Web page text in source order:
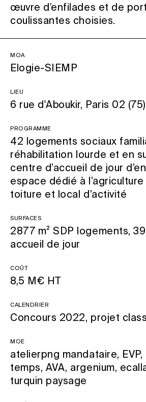
œuvre d’enfilades et de
coulissantes choisies.
MOA
Elogie-SIEMP
Lieu
6 rue d'Aboukir, Paris 02 (75)
Programme
42 logements sociaux
réhabilitation lourde et en
centre d’accueil de jour
espace dédié à
toiture et local d’activité
Surfaces
2877 m² SDP logements,
accueil de jour
Coût
8,5 M€ HT
Calendrier
Concours 2022, projet
MOE
atelierpng mandataire,
temps, AVA, argenium,
turquin paysage